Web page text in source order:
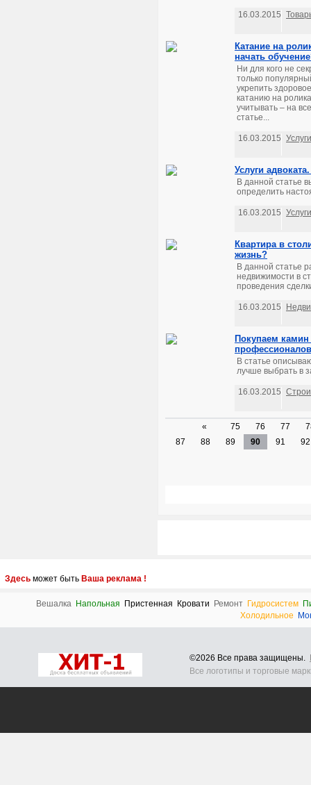
16.03.2015
Катание на
начать
Ни для кого не
только
укрепить
катанию на
учитывать – на
статье...
16.03.2015 Услуги
Услуги
В данной статье
определить
16.03.2015 Услуги
Квартира в
жизнь?
В данной статье
недвижимости в
проведения
16.03.2015
Покупаем
профессионалов
В статье
лучше выбрать в
16.03.2015
« 75 76 77
87
88 89 90 91 92
Здесь может быть Ваша реклама !
Вешалка Напольная Пристенная Кровати Ремонт Гидросистем
Холодильное
©2026 Все права защищены.
Все логотипы и торговые